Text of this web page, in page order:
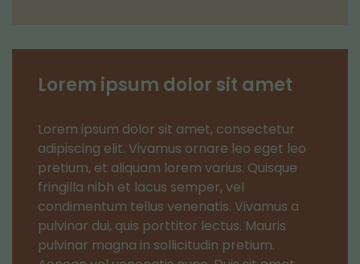
Lorem ipsum dolor sit amet
Lorem ipsum dolor sit amet, consectetur
adipiscing elit. Vivamus ornare leo eget leo
pretium, et aliquam lorem varius. Quisque
fringilla nibh et lacus semper, vel
condimentum tellus venenatis. Vivamus a
pulvinar dui, quis porttitor lectus. Mauris
pulvinar magna in sollicitudin pretium.